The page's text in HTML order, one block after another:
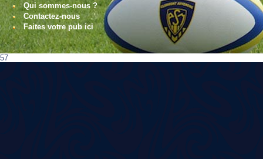
Qui sommes-nous ?
Contactez-nous
Faites votre pub ici
57